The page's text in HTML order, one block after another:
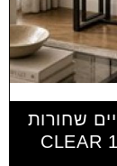
שחורות